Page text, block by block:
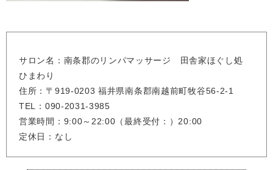
サロン名：南条郡のリンパマッサージ 田舎家ほぐし処
ひまわり
住所：〒919-0203 福井県南条郡南越前町牧谷56-2-1
TEL：090-2031-3985
営業時間：9:00～22:00（最終受付：）20:00
定休日：なし